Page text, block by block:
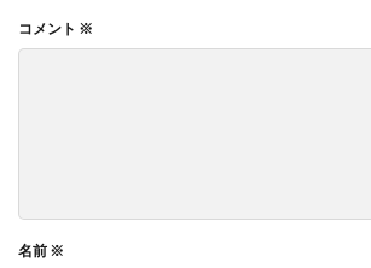
コメント ※
名前 ※